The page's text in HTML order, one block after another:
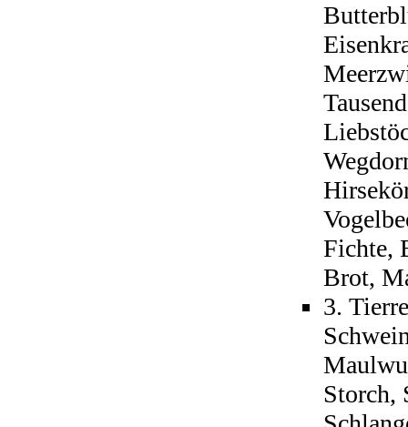
Fichte,
Brot,
3.
Storch,